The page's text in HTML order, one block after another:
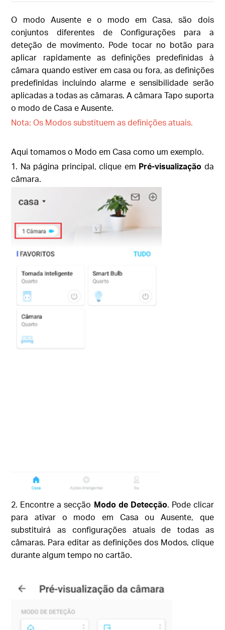
O modo Ausente e o modo em Casa, são dois
conjuntos diferentes de Configurações para a
deteção de movimento. Pode tocar no botão para
aplicar rapidamente as definições predefinidas à
câmara quando estiver em casa ou fora, as definições
predefinidas incluindo alarme e sensibilidade serão
aplicadas a todas as câmaras. A câmara Tapo suporta
o modo de Casa e Ausente.
Nota: Os Modos substituem as definições atuais.
Aqui tomamos o Modo em Casa como um exemplo.
1. Na página principal, clique em Pré-visualização da
câmara.
2. Encontre a secção Modo de Detecção. Pode clicar
para ativar o modo em Casa ou Ausente, que
substituirá as configurações atuais de todas as
câmaras. Para editar as definições dos Modos, clique
durante algum tempo no cartão.